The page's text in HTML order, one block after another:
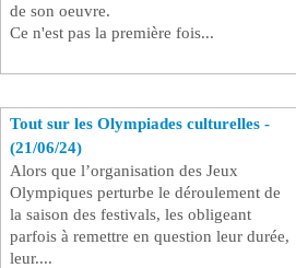
de son oeuvre.
Ce n'est pas la première fois...
Tout sur les Olympiades culturelles -
(21/06/24)
Alors que l’organisation des Jeux
Olympiques perturbe le déroulement de
la saison des festivals, les obligeant
parfois à remettre en question leur durée,
leur....